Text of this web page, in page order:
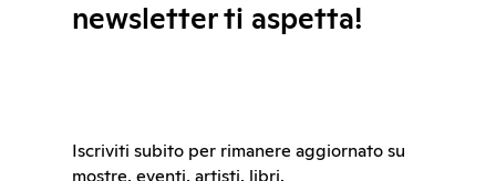
newsletter ti aspetta!
Iscriviti subito per rimanere aggiornato su
mostre, eventi, artisti, libri.